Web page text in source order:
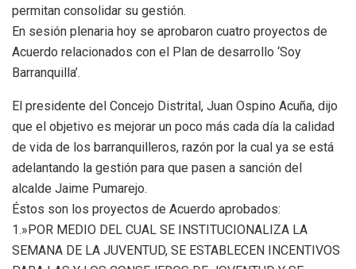
permitan consolidar su gestión.
En sesión plenaria hoy se aprobaron cuatro proyectos de
Acuerdo relacionados con el Plan de desarrollo ‘Soy
Barranquilla’.
El presidente del Concejo Distrital, Juan Ospino Acuña, dijo
que el objetivo es mejorar un poco más cada día la calidad
de vida de los barranquilleros, razón por la cual ya se está
adelantando la gestión para que pasen a sanción del
alcalde Jaime Pumarejo.
Éstos son los proyectos de Acuerdo aprobados:
1.»POR MEDIO DEL CUAL SE INSTITUCIONALIZA LA
SEMANA DE LA JUVENTUD, SE ESTABLECEN INCENTIVOS